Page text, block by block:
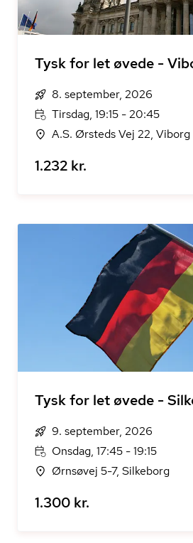
Tysk for let øvede -
8. september, 2026
Tirsdag, 19:15 - 20:45
A.S. Ørsteds Vej 22, Viborg
1.232 kr.
Tysk for let øvede -
9. september, 2026
Onsdag, 17:45 - 19:15
Ørnsøvej 5-7, Silkeborg
1.300 kr.